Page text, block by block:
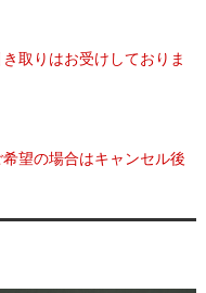
取りはお受けしておりま
望の場合はキャンセル後